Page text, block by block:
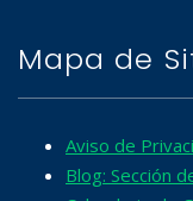
Mapa de
Aviso de
Blog: Sección